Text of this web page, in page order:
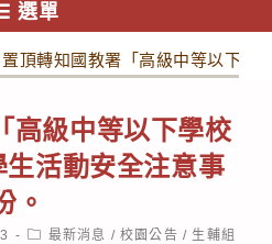
選單
置頂轉知國教署「高級中等以下學
高級中等以下學校
活動安全注意事
。
Post最新消息 / 校園公告 / 生輔組